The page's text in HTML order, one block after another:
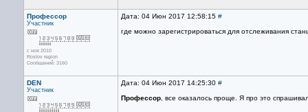
Профессор
Участник
с ноя 2010
Rostov region
Сообщений: 3160
Дата: 04 Июн 2017 12:58:15 #
где можно зарегистрироваться для отслеживания
DEN
Участник
Дата: 04 Июн 2017 14:25:30 #
Профессор , все оказалось проще. Я про это